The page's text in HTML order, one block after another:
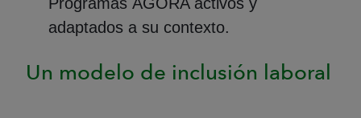
adaptados a su contexto.
Un modelo de inclusión laboral